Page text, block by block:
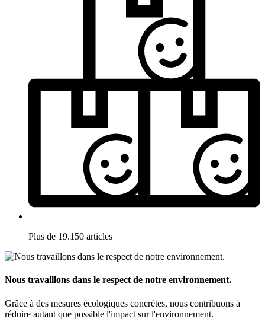
Plus de 19.150 articles
Nous travaillons dans le respect de notre environnement.
Grâce à des mesures écologiques concrètes, nous contribuons à
réduire autant que possible l'impact sur l'environnement.